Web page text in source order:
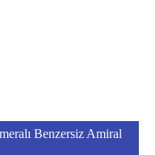
Benzersiz Amiral